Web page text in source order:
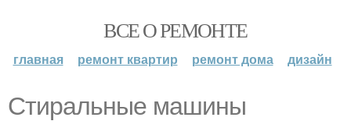
ВСЕ О РЕМОНТЕ
главная ремонт квартир ремонт дома дизайн
Стиральные машины